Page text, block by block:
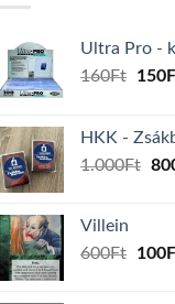
Ultra Pro -
160Ft 150
HKK -
1.000Ft
Villein
600Ft 100